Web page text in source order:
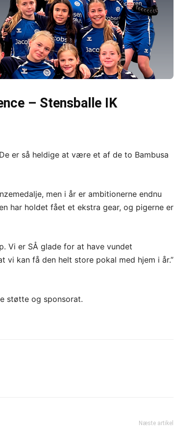
– Stensballe IK
er så heldige at være et af de to Bambusa
men i år er ambitionerne endnu
har holdet fået et ekstra gear, og pigerne er
Vi er SÅ glade for at have vundet
vi kan få den helt store pokal med hjem i år.”
støtte og sponsorat.
Næste artikel